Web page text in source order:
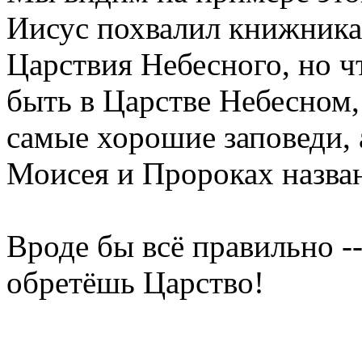
Иисус похвалил
Царствия Небесного, но
быть в Царстве
самые хорошие заповеди,
Моисея и Пророках
Вроде бы всё правильно
обретёшь Царство!